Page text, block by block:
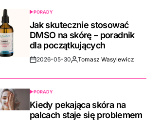
POSTED
IN
PORADY
Jak skutecznie stosować
DMSO na skórę – poradnik
dla początkujących
Post2026-05-30By:Tomasz Wasylewicz
POSTED
IN
PORADY
Kiedy pekająca skóra na
palcach staje się problemem